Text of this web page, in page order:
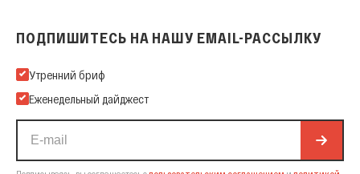
ПОДПИШИТЕСЬ НА НАШУ EMAIL-РАССЫЛКУ
Подпишитесь на нашу Email-рассылку
Утренний бриф
Еженедельный дайджест